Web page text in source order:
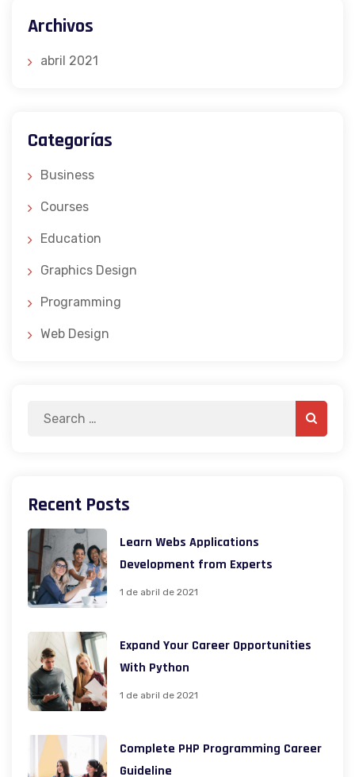
Archivos
abril 2021
Categorías
Business
Courses
Education
Graphics Design
Programming
Web Design
Search
Search
Recent Posts
Learn Webs Applications
Development from Experts
1 de abril de 2021
Expand Your Career Opportunities
With Python
1 de abril de 2021
Complete PHP Programming Career
Guideline